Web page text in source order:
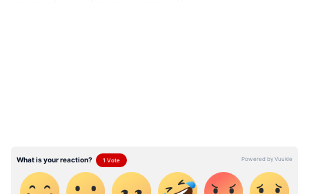
ഉൾപ്പടെ ആറുപേർക്കെതിരെ പൂച്ചാക്കൽ
പൊലീസ് കേസെടുത്തു. പ്രതികളായ